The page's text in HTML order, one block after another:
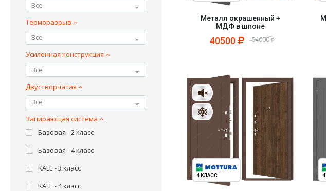
Все
Терморазрыв
Все
Усиленная конструкция
Все
Двустворчатая
Все
Запирающая система
Базовая - 2 класс
Базовая - 4 класс
KALE - 3 класс
KALE - 4 класс
Металл окрашенный +
МДФ в шпоне
40500 54000
4 КЛАСС